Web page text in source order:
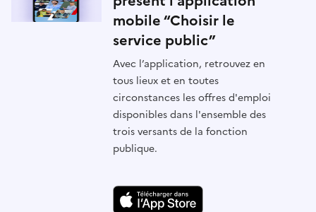
mobile “Choisir le
service public”
Avec l’application, retrouvez en
tous lieux et en toutes
circonstances les offres d'emploi
disponibles dans l'ensemble des
trois versants de la fonction
publique.